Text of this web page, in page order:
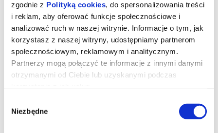
zgodnie z Polityką cookies, do spersonalizowania treści
i reklam, aby oferować funkcje społecznościowe i
analizować ruch w naszej witrynie. Informacje o tym, jak
korzystasz z naszej witryny, udostępniamy partnerom
społecznościowym, reklamowym i analitycznym.
Partnerzy mogą połączyć te informacje z innymi danymi
otrzymanymi od Ciebie lub uzyskanymi podczas
zgody
Niezbędne
TOY STORY 5